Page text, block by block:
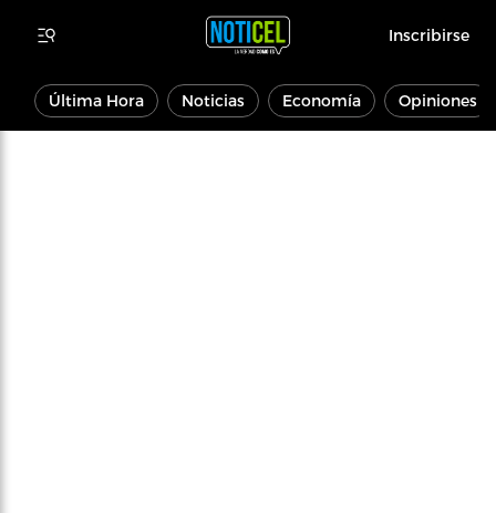
Inscribirse
Última Hora Noticias Economía Opiniones